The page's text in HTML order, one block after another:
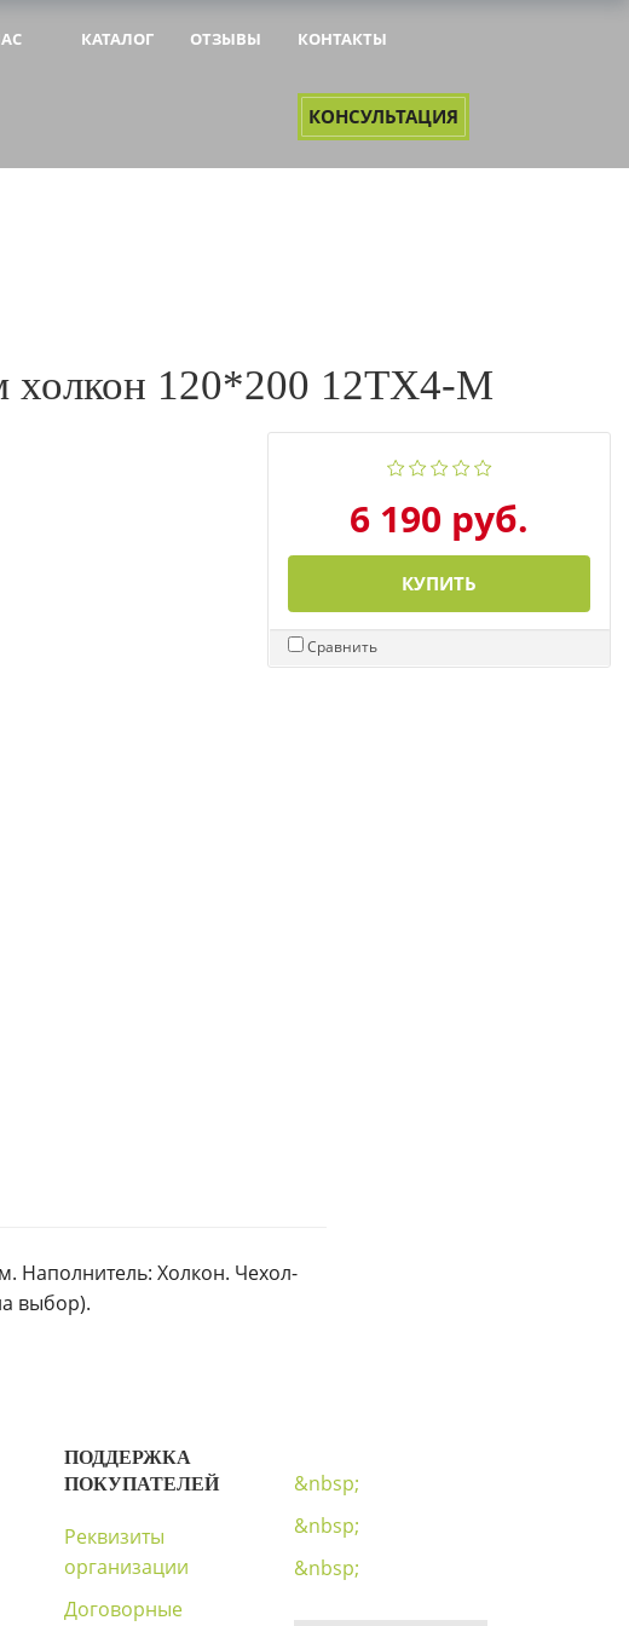
КАТАЛОГ ОТЗЫВЫ КОНТАКТЫ
КОНСУЛЬТАЦИЯ
холкон 120*200 12ТХ4-М
6 190 руб.
КУПИТЬ
Сравнить
Наполнитель: Холкон. Чехол-
выбор).
ПОДДЕРЖКА
ПОКУПАТЕЛЕЙ
Реквизиты
организации
Договорные
&nbsp;
&nbsp;
&nbsp;